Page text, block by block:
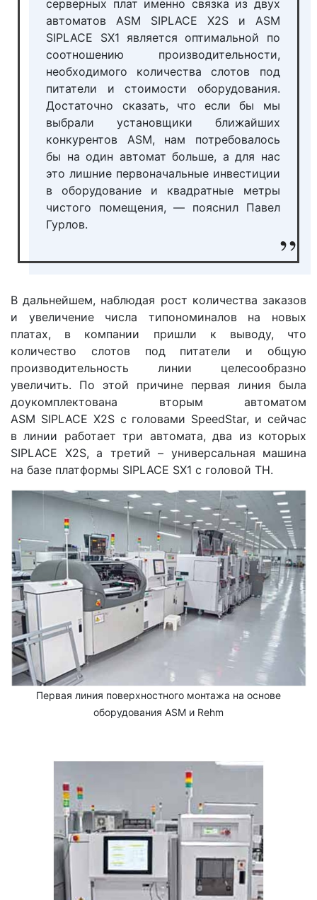
серверных плат именно связка из двух
автоматов ASM SIPLACE X2S и ASM
SIPLACE SX1 является оптимальной по
соотношению производительности,
необходимого количества слотов под
питатели и стоимости оборудования.
Достаточно сказать, что если бы мы
выбрали установщики ближайших
конкурентов ASM, нам потребовалось
бы на один автомат больше, а для нас
это лишние первоначальные инвестиции
в оборудование и квадратные метры
чистого помещения, — пояснил Павел
Гурлов.
В дальнейшем, наблюдая рост количества заказов
и увеличение числа типономиналов на новых
платах, в компании пришли к выводу, что
количество слотов под питатели и общую
производительность линии целесообразно
увеличить. По этой причине первая линия была
доукомплектована вторым автоматом
ASM SIPLACE X2S с головами SpeedStar, и сейчас
в линии работает три автомата, два из которых
SIPLACE X2S, а третий – универсальная машина
на базе платформы SIPLACE SX1 с головой ТН.
Первая линия поверхностного монтажа на основе
оборудования ASM и Rehm